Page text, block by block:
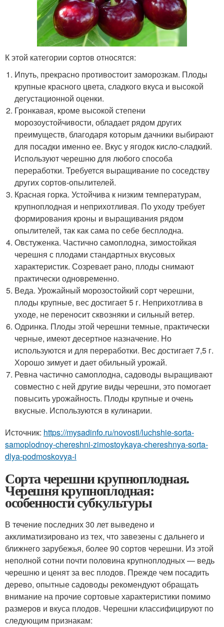
К этой категории сортов относятся:
Ипуть, прекрасно противостоит заморозкам. Плоды
крупные красного цвета, сладкого вкуса и высокой
дегустационной оценки.
Гронкавая, кроме высокой степени
морозоустойчивости, обладает рядом других
преимуществ, благодаря которым дачники выбирают
для посадки именно ее. Вкус у ягодок кисло-сладкий.
Используют черешню для любого способа
переработки. Требуется выращивание по соседству
других сортов-опылителей.
Красная горка. Устойчива к низким температурам,
крупноплодная и неприхотливая. По уходу требует
формирования кроны и выращивания рядом
опылителей, так как сама по себе бесплодна.
Овстуженка. Частично самоплодна, зимостойкая
черешня с плодами стандартных вкусовых
характеристик. Созревает рано, плоды снимают
практически одновременно.
Веда. Урожайный морозостойкий сорт черешни,
плоды крупные, вес достигает 5 г. Неприхотлива в
уходе, не переносит сквозняки и сильный ветер.
Одринка. Плоды этой черешни темные, практически
черные, имеют десертное назначение. Но
используются и для переработки. Вес достигает 7,5 г.
Хорошо зимует и дает обильный урожай.
Ревна частично самоплодна, садоводы выращивают
совместно с ней другие виды черешни, это помогает
повысить урожайность. Плоды крупные и очень
вкусные. Используются в кулинарии.
Источник: https://mysadinfo.ru/novosti/luchshie-sorta-
samoplodnoy-chereshni-zimostoykaya-chereshnya-sorta-
dlya-podmoskovya-i
Сорта черешни крупноплодная.
Черешня крупноплодная:
особенности субкультуры
В течение последних 30 лет выведено и
акклиматизировано из тех, что завезены с дальнего и
ближнего зарубежья, более 90 сортов черешни. Из этой
неполной сотни почти половина крупноплодных — ведь
черешню и ценят за вес плодов. Прежде чем посадить
дерево, опытные садоводы рекомендуют обращать
внимание на прочие сортовые характеристики помимо
размеров и вкуса плодов. Черешни классифицируют по
следующим признакам: